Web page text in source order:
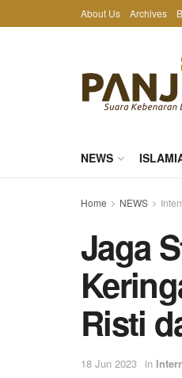
About Us Archives
NEWS
Home NEWS
Jaga
Risti
18 Jun 2023 in